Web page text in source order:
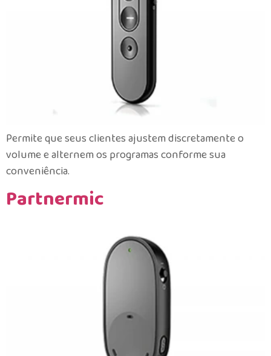
Permite que seus clientes ajustem discretamente o
volume e alternem os programas conforme sua
conveniência.
Partnermic